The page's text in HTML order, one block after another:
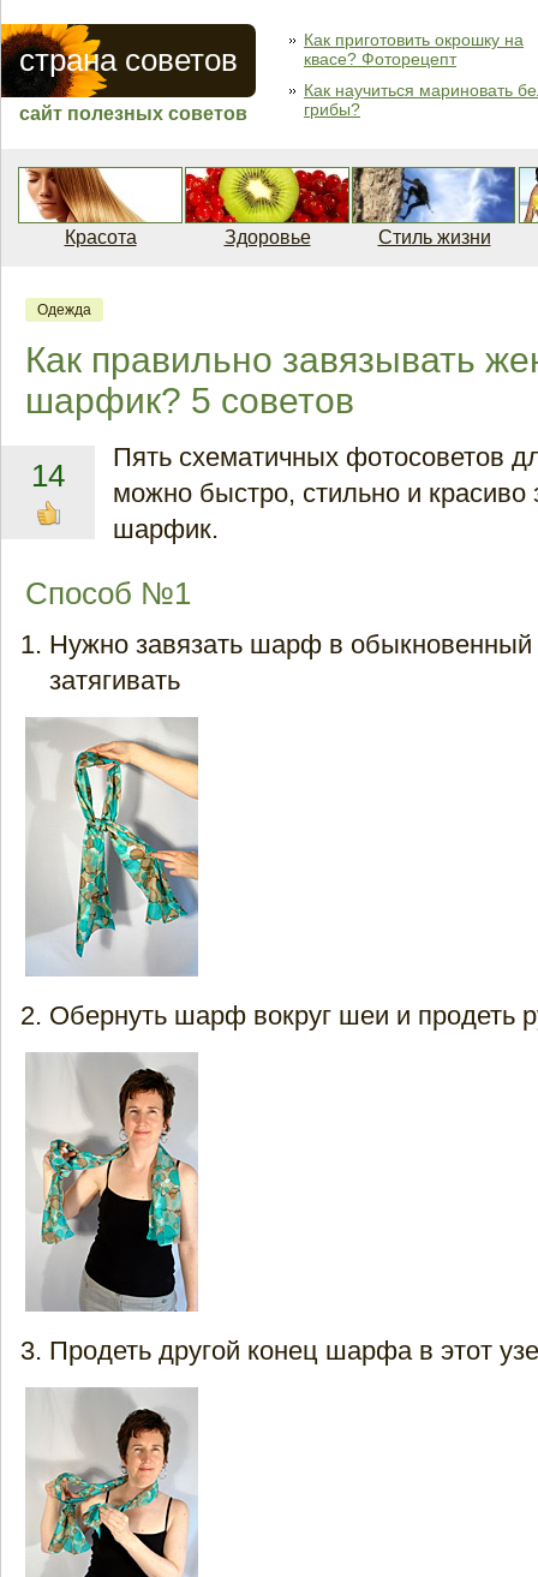
страна советов
сайт полезных советов
Как приготовить окрошку на
квасе? Фоторецепт
Как научиться мариновать
грибы?
Красота Здоровье Стиль жизни
Одежда
Как правильно завязывать
шарфик? 5 советов
14
Пять схематичных фотосоветов
можно быстро, стильно и красиво
шарфик.
Способ №1
Нужно завязать шарф в обыкновенный
затягивать
Обернуть шарф вокруг шеи и продеть
Продеть другой конец шарфа в этот